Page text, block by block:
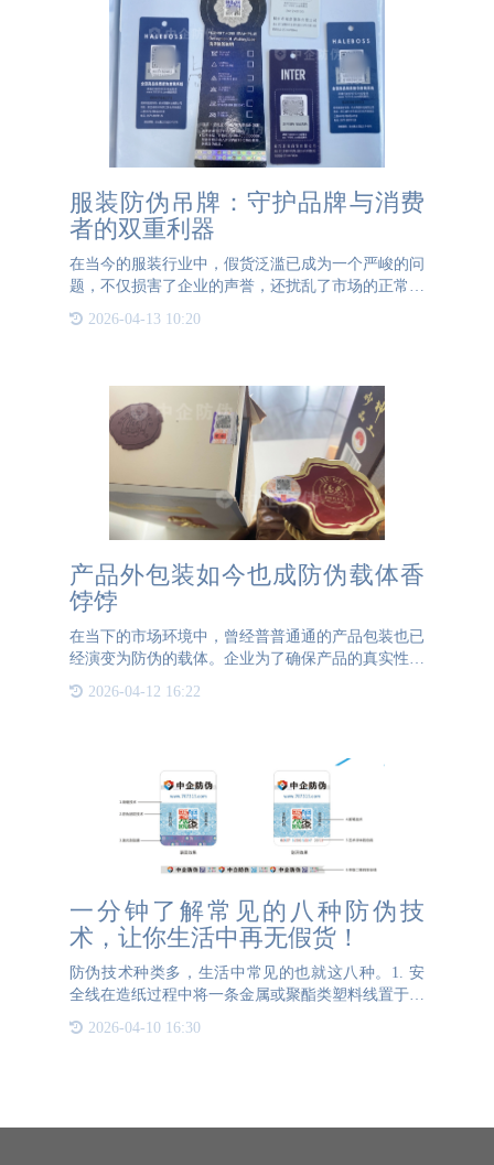
服装防伪吊牌：守护品牌与消费
者的双重利器
在当今的服装行业中，假货泛滥已成为一个严峻的问
题，不仅损害了企业的声誉，还扰乱了市场的正常秩
牌中加入防伪工艺。那么，服装的防伪吊牌与普通吊
2026-04-13 10:20
产品外包装如今也成防伪载体香
饽饽
在当下的市场环境中，曾经普普通通的产品包装也已
经演变为防伪的载体。企业为了确保产品的真实性和
防止假冒，不仅在产品本身上贴附防伪标签，还在外
包装上采取了多层次的防伪措施。一种常见且高效的
2026-04-12 16:22
一分钟了解常见的八种防伪技
术，让你生活中再无假货！
防伪技术种类多，生活中常见的也就这八种。1. 安
全线在造纸过程中将一条金属或聚酯类塑料线置于纸
据需求来定制文字和图案。安全线是采用特殊的造纸
2026-04-10 16:30